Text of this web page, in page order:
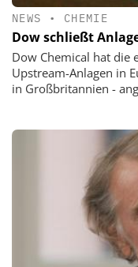
NEWS • CHEMIE
Dow schließt
Dow Chemical hat die
Upstream-Anlagen in
in Großbritannien -